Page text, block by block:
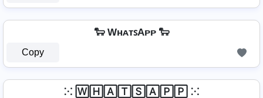
🐑 WʜᴀᴛꜱAᴘᴘ 🐑
Copy
⁙ 🅆🄷🄰🅃🅂🄰🄿🄿 ⁙